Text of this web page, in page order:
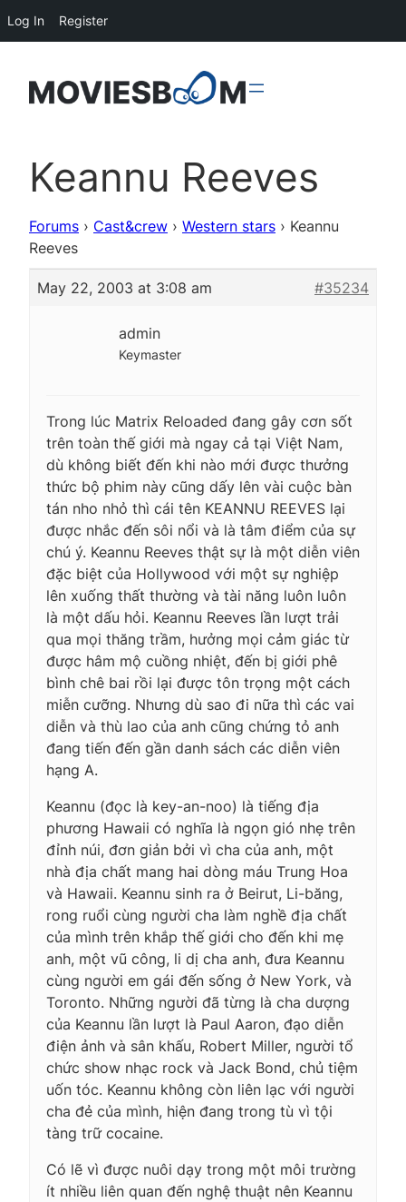
Keannu Reeves
Forums › Cast&crew › Western stars › Keannu
Reeves
May 22, 2003 at 3:08 am #35234
admin
Keymaster
Trong lúc Matrix Reloaded đang gây cơn sốt
trên toàn thế giới mà ngay cả tại Việt Nam,
dù không biết đến khi nào mới được thưởng
thức bộ phim này cũng dấy lên vài cuộc bàn
tán nho nhỏ thì cái tên KEANNU REEVES lại
được nhắc đến sôi nổi và là tâm điểm của sự
chú ý. Keannu Reeves thật sự là một diễn viên
đặc biệt của Hollywood với một sự nghiệp
lên xuống thất thường và tài năng luôn luôn
là một dấu hỏi. Keannu Reeves lần lượt trải
qua mọi thăng trầm, hưởng mọi cảm giác từ
được hâm mộ cuồng nhiệt, đến bị giới phê
bình chê bai rồi lại được tôn trọng một cách
miễn cưỡng. Nhưng dù sao đi nữa thì các vai
diễn và thù lao của anh cũng chứng tỏ anh
đang tiến đến gần danh sách các diễn viên
hạng A.
Keannu (đọc là key-an-noo) là tiếng địa
phương Hawaii có nghĩa là ngọn gió nhẹ trên
đỉnh núi, đơn giản bởi vì cha của anh, một
nhà địa chất mang hai dòng máu Trung Hoa
và Hawaii. Keannu sinh ra ở Beirut, Li-băng,
rong ruổi cùng người cha làm nghề địa chất
của mình trên khắp thế giới cho đến khi mẹ
anh, một vũ công, li dị cha anh, đưa Keannu
cùng người em gái đến sống ở New York, và
Toronto. Những người đã từng là cha dượng
của Keannu lần lượt là Paul Aaron, đạo diễn
điện ảnh và sân khấu, Robert Miller, người tổ
chức show nhạc rock và Jack Bond, chủ tiệm
uốn tóc. Keannu không còn liên lạc với người
cha đẻ của mình, hiện đang trong tù vì tội
tàng trữ cocaine.
Có lẽ vì được nuôi dạy trong một môi trường
ít nhiều liên quan đến nghệ thuật nên Keannu
Log In Register